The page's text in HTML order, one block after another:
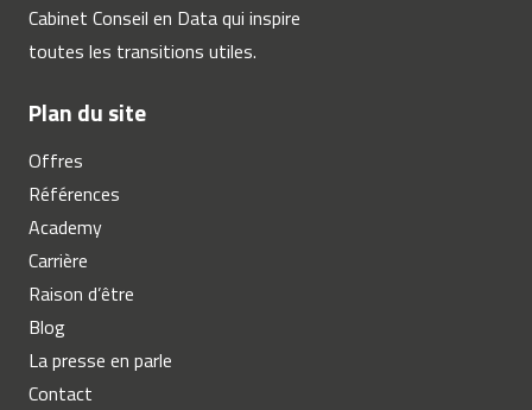
Cabinet Conseil en Data qui inspire
toutes les transitions utiles.
Plan du site
Offres
Références
Academy
Carrière
Raison d’être
Blog
La presse en parle
Contact